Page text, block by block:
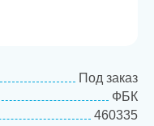
Под заказ
ФБК
460335